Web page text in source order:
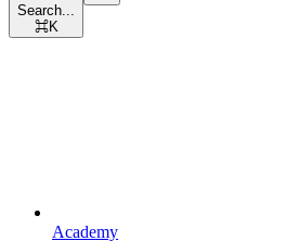
Search...
⌘K
Academy